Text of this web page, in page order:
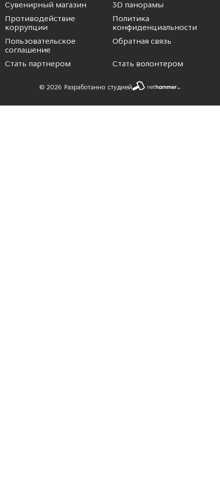
Сувенирный магазин
3D панорамы
Противодействие
коррупции
Политика
конфиденциальности
Пользовательское
соглашение
Обратная связь
Стать партнером Стать волонтером
© 2026 Разработанно студией